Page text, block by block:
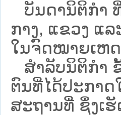
ບັນດານິຕິກໍາ
ກາງ, ແຂວງ ແ
ໃນຈົດໝາຍເຫດ
ສຳລັບນິ​ຕິ​ກຳ
ຕົນທີ່ໄດ້ປະກາ
ສະຖານທີ່ ຊຶ່ງເ